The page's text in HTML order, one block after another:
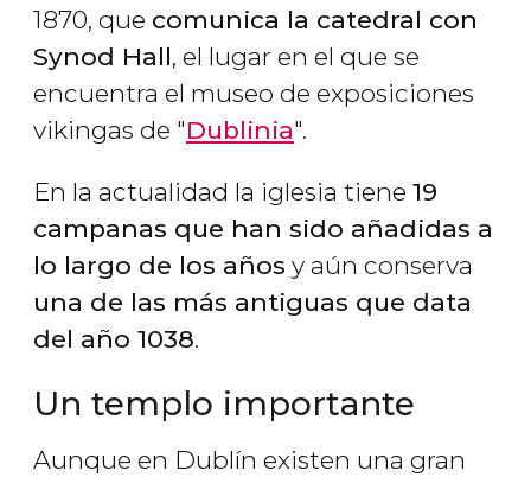
1870, que comunica la catedral con
Synod Hall, el lugar en el que se
encuentra el museo de exposiciones
vikingas de "Dublinia".
En la actualidad la iglesia tiene 19
campanas que han sido añadidas a
lo largo de los años y aún conserva
una de las más antiguas que data
del año 1038.
Un templo importante
Aunque en Dublín existen una gran